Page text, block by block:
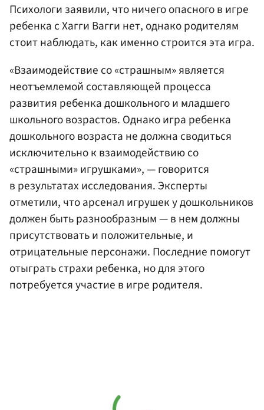
Психологи заявили, что ничего опасного в игре
ребенка с Хагги Вагги нет, однако родителям
стоит наблюдать, как именно строится эта игра.
«Взаимодействие со «страшным» является
неотъемлемой составляющей процесса
развития ребенка дошкольного и младшего
школьного возрастов. Однако игра ребенка
дошкольного возраста не должна сводиться
исключительно к взаимодействию со
«страшными» игрушками», — говорится
в результатах исследования. Эксперты
отметили, что арсенал игрушек у дошкольников
должен быть разнообразным — в нем должны
присутствовать и положительные, и
отрицательные персонажи. Последние помогут
отыграть страхи ребенка, но для этого
потребуется участие в игре родителя.